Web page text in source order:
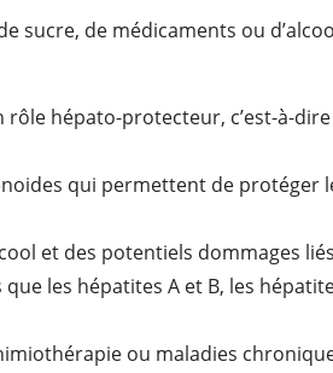
sucre, de médicaments ou
hépato-protecteur, c’est-à-
qui permettent de protéger
et des potentiels dommages
les hépatites A et B, les
ou maladies